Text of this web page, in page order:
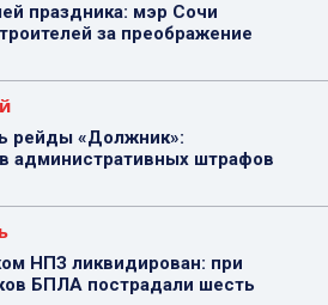
праздника: мэр Сочи
за преображение
рейды «Должник»:
административных штрафов
НПЗ ликвидирован: при
БПЛА пострадали шесть